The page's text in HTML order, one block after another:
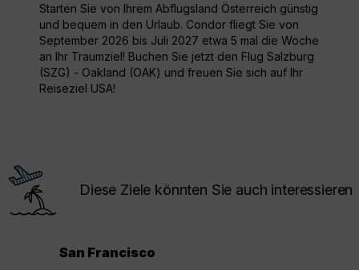
Starten Sie von Ihrem Abflugsland Österreich günstig
und bequem in den Urlaub. Condor fliegt Sie von
September 2026 bis Juli 2027 etwa 5 mal die Woche
an Ihr Traumziel! Buchen Sie jetzt den Flug Salzburg
(SZG) - Oakland (OAK) und freuen Sie sich auf Ihr
Reiseziel USA!
Diese Ziele könnten Sie auch interessieren
San Francisco